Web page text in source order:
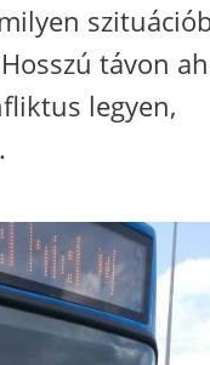
távon
legyen,